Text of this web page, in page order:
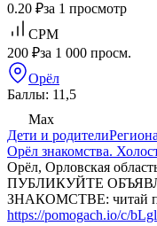
0.20 ₽за 1 просмотр
CPM
200 ₽за 1 000 просм.
Орёл
Баллы: 11,5
Max
Дети и родители
Орёл знакомства.
Орёл, Орловская
ПУБЛИКУЙТЕ
ЗНАКОМСТВЕ: читай
https://pomogach.io/c/